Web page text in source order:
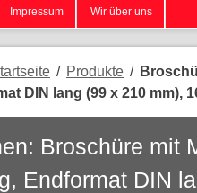
Impressum Wir über uns
/ Produkte /
DIN lang (99 x 210 mm),
Broschüre mit
Endformat DIN